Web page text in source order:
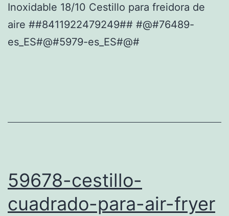
Inoxidable 18/10 Cestillo para freidora de
aire ##8411922479249## #@#76489-
es_ES#@#5979-es_ES#@#
59678-cestillo-
cuadrado-para-air-fryer